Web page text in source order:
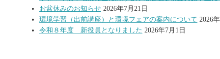
お盆休みのお知らせ 2026年7月21日
環境学習（出前講座）と環境フェアの案内について 2026
令和８年度 新役員となりました 2026年7月1日